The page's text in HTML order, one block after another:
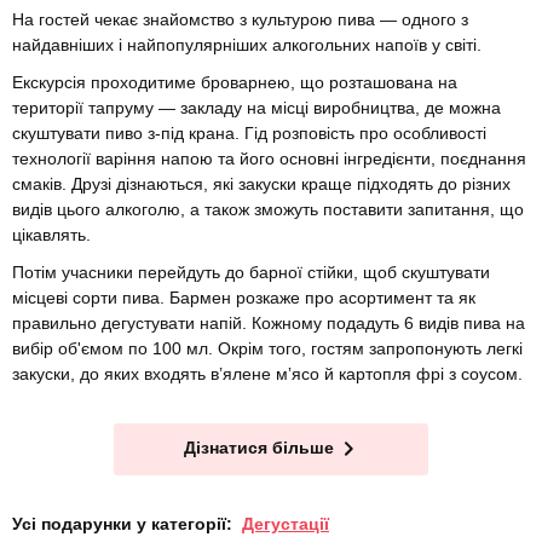
На гостей чекає знайомство з культурою пива — одного з
найдавніших і найпопулярніших алкогольних напоїв у світі.
Екскурсія проходитиме броварнею, що розташована на
території тапруму — закладу на місці виробництва, де можна
скуштувати пиво з-під крана. Гід розповість про особливості
технології варіння напою та його основні інгредієнти, поєднання
смаків. Друзі дізнаються, які закуски краще підходять до різних
видів цього алкоголю, а також зможуть поставити запитання, що
цікавлять.
Потім учасники перейдуть до барної стійки, щоб скуштувати
місцеві сорти пива. Бармен розкаже про асортимент та як
правильно дегустувати напій. Кожному подадуть 6 видів пива на
вибір об'ємом по 100 мл. Окрім того, гостям запропонують легкі
закуски, до яких входять в’ялене мʼясо й картопля фрі з соусом.
Дізнатися більше
Усі подарунки у категорії: Дегустації